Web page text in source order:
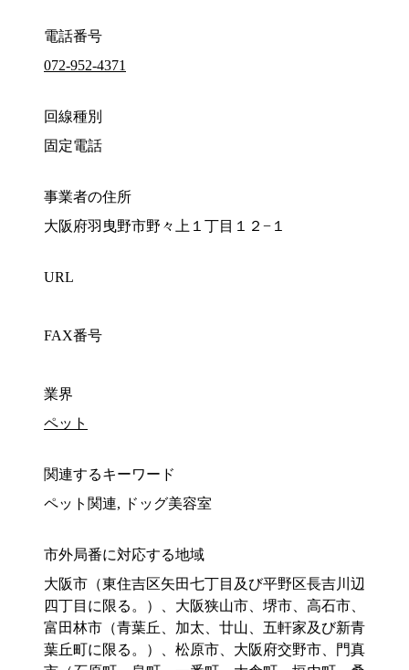
電話番号
072-952-4371
回線種別
固定電話
事業者の住所
大阪府羽曳野市野々上１丁目１２−１
URL
FAX番号
業界
ペット
関連するキーワード
ペット関連, ドッグ美容室
市外局番に対応する地域
大阪市（東住吉区矢田七丁目及び平野区長吉川辺
四丁目に限る。）、大阪狭山市、堺市、高石市、
富田林市（青葉丘、加太、廿山、五軒家及び新青
葉丘町に限る。）、松原市、大阪府交野市、門真